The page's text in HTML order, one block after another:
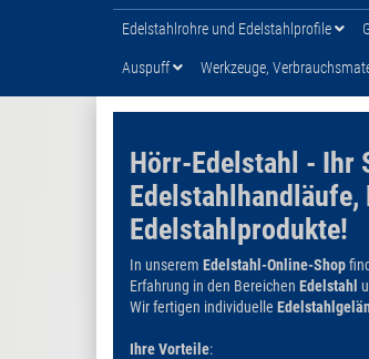
Edelstahlrohre und Edelstahlprofile
Auspuff Werkzeuge,
Hörr-Edelstahl - Ihr
Edelstahlprodukte!
In unserem Edelstahl-Online-Shop
Erfahrung in den Bereichen Edelstahl
Wir fertigen individuelle
Ihre Vorteile: